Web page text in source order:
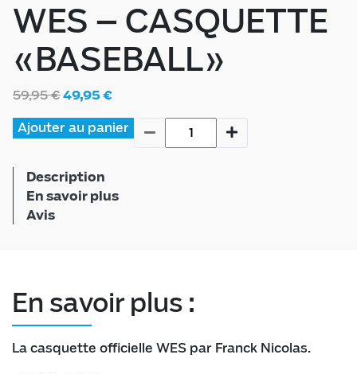
WES – CASQUETTE
«BASEBALL»
59,95€49,95€
Ajouter au panier
Description
En savoir plus
Avis
En savoir plus :
La casquette officielle WES par Franck Nicolas.